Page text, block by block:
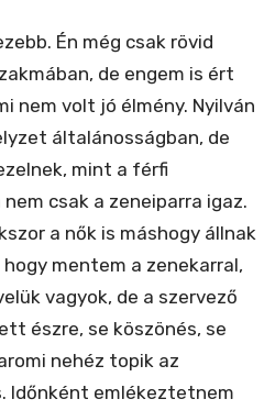
Én még csak rövid
de engem is ért
nem volt jó élmény. Nyilván
általánosságban, de
mint a férfi
csak a zeneiparra igaz.
a nők is máshogy állnak
mentem a zenekarral,
vagyok, de a szervező
észre, se köszönés, se
nehéz topik az
Időnként emlékeztetnem